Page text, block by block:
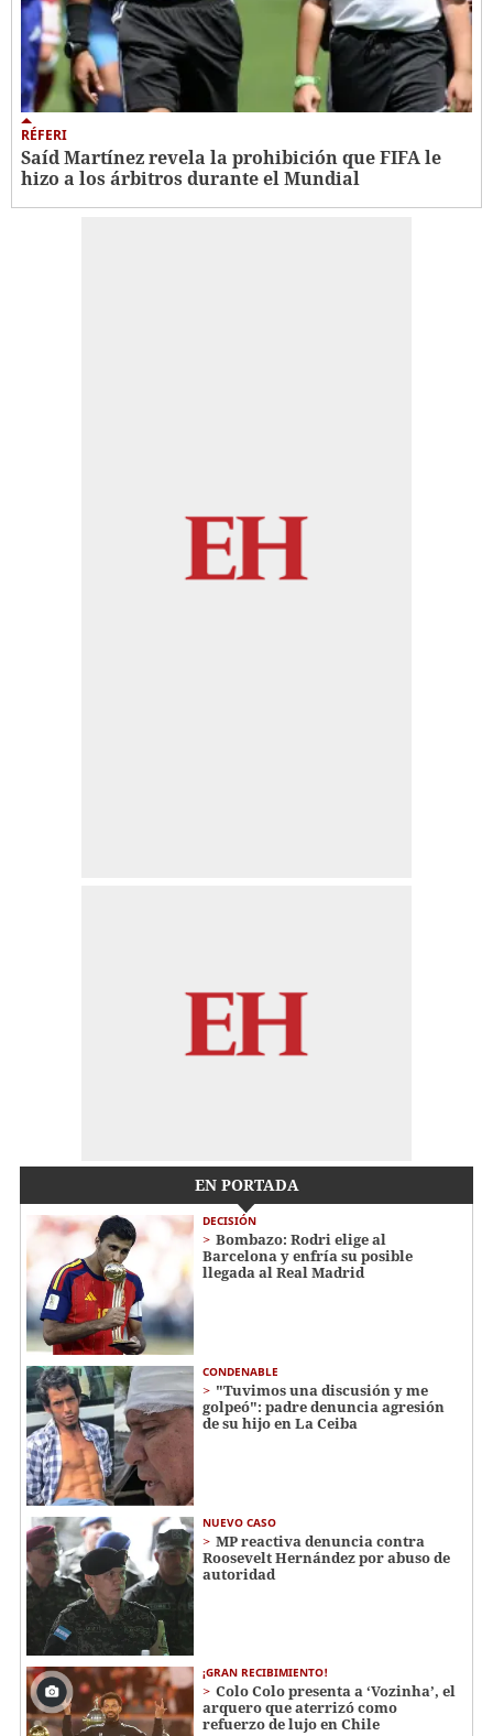
RÉFERI
Saíd Martínez revela la prohibición que FIFA le
hizo a los árbitros durante el Mundial
EN PORTADA
DECISIÓN
Bombazo: Rodri elige al
Barcelona y enfría su posible
llegada al Real Madrid
CONDENABLE
"Tuvimos una discusión y me
golpeó": padre denuncia agresión
de su hijo en La Ceiba
NUEVO CASO
MP reactiva denuncia contra
Roosevelt Hernández por abuso de
autoridad
¡GRAN RECIBIMIENTO!
Colo Colo presenta a ‘Vozinha’, el
arquero que aterrizó como
refuerzo de lujo en Chile